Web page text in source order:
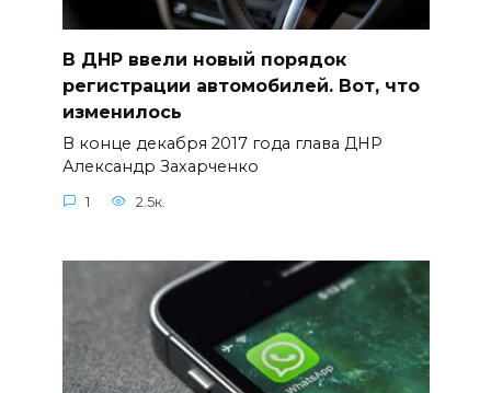
В ДНР ввели новый порядок
регистрации автомобилей. Вот, что
изменилось
В конце декабря 2017 года глава ДНР
Александр Захарченко
1 2.5к.